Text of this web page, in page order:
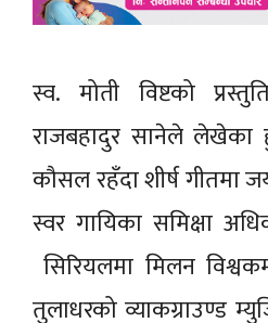
स्व. मोती विष्टको
राजबहादुर सानेले
कौसल रहँदा शीर्ष गीतमा
स्वर गायिका समिक्षा
सिरियलमा मिलन
तुलाधरको व्याकग्राउण्ड